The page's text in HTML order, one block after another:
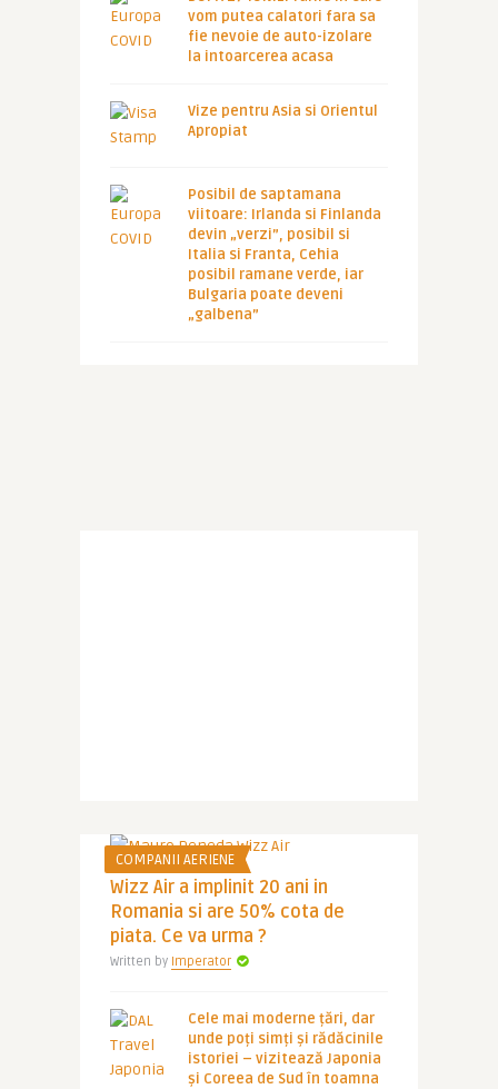
vom putea calatori fara sa
fie nevoie de auto-izolare
la intoarcerea acasa
Vize pentru Asia si Orientul
Apropiat
Posibil de saptamana
viitoare: Irlanda si Finlanda
devin „verzi”, posibil si
Italia si Franta, Cehia
posibil ramane verde, iar
Bulgaria poate deveni
„galbena”
COMPANII AERIENE
Wizz Air a implinit 20 ani in
Romania si are 50% cota de
piata. Ce va urma ?
Written by Imperator
Cele mai moderne țări, dar
unde poți simți și rădăcinile
istoriei – vizitează Japonia
și Coreea de Sud în toamna